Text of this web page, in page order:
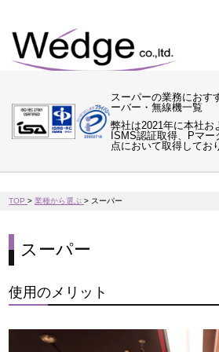
スーパーの業務におす
ーバー・無線機一覧
弊社は2021年に本社お
ISMS認証取得、Pマー
点において取得してお
TOP>業種から選ぶ> スーパー
スーパー
使用のメリット